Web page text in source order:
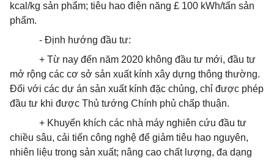
kcal/kg sản phẩm; tiêu hao điện năng £ 100 kWh/tấn sản
phẩm.
- Định hướng đầu tư:
+ Từ nay đến năm 2020 không đầu tư mới, đầu tư
mở rộng các cơ sở sản xuất kính xây dựng thông thường.
Đối với các dự án sản xuất kính đặc chủng, chỉ được phép
đầu tư khi được Thủ tướng Chính phủ chấp thuận.
+ Khuyến khích các nhà máy nghiên cứu đầu tư
chiều sâu, cải tiến công nghệ để giảm tiêu hao nguyên,
nhiên liệu trong sản xuất; nâng cao chất lượng, đa dạng